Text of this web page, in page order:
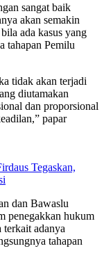
sangat baik
akan semakin
ada kasus yang
tahapan Pemilu
tidak akan terjadi
diutamakan
dan proporsional
papar
Tegaskan,
dan Bawaslu
penegakkan hukum
adanya
tahapan